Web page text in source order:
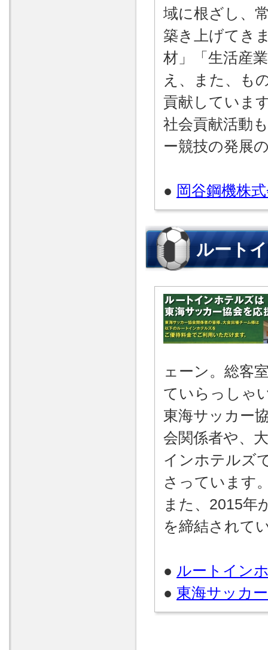
域に根ざし、
築き上げてき
材」「生活産
え、また、も
貢献していま
社会貢献活動
ー競技の発展
● 岡谷鋼機株
ルート
ェーン。総客
ていらっしゃ
東海サッカー
会関係者や、
インホテルズ
さっています
また、2015年
を締結されて
● ルートイン
● 東海サッカ